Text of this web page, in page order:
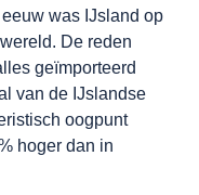
was IJsland op
De reden
geïmporteerd
van de IJslandse
oogpunt
hoger dan in